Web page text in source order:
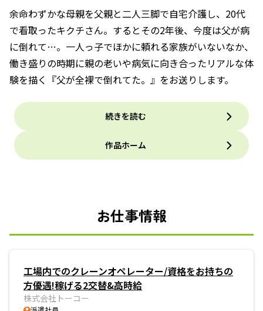
余命わずかな母親を父親と二人三脚で自宅介護し、20代
で看取ったキクチさん。するとその2年後、今度は父が病
に倒れて…。一人っ子でほかに頼れる家族がいないなか、
働き盛りの時期に親の老いや病気に向き合ったリアルな体
験を描く『父が全裸で倒れてた。』をお送りします。
続きを読む
作品ホーム
お仕事情報
工場内でのクレーンオペレーター/資格をお持ちの
方優遇!稼げる2交替&高時給
株式会社トーコー